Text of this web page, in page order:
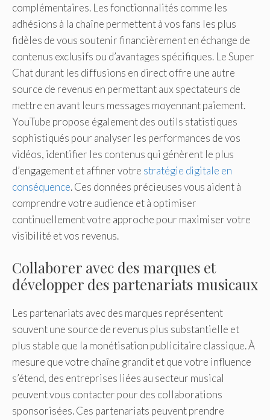
complémentaires. Les fonctionnalités comme les
adhésions à la chaîne permettent à vos fans les plus
fidèles de vous soutenir financièrement en échange de
contenus exclusifs ou d’avantages spécifiques. Le Super
Chat durant les diffusions en direct offre une autre
source de revenus en permettant aux spectateurs de
mettre en avant leurs messages moyennant paiement.
YouTube propose également des outils statistiques
sophistiqués pour analyser les performances de vos
vidéos, identifier les contenus qui génèrent le plus
d’engagement et affiner votre stratégie digitale en
conséquence. Ces données précieuses vous aident à
comprendre votre audience et à optimiser
continuellement votre approche pour maximiser votre
visibilité et vos revenus.
Collaborer avec des marques et
développer des partenariats musicaux
Les partenariats avec des marques représentent
souvent une source de revenus plus substantielle et
plus stable que la monétisation publicitaire classique. À
mesure que votre chaîne grandit et que votre influence
s’étend, des entreprises liées au secteur musical
peuvent vous contacter pour des collaborations
sponsorisées. Ces partenariats peuvent prendre